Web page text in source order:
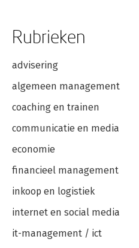
Rubrieken
advisering
algemeen management
coaching en trainen
communicatie en media
economie
financieel management
inkoop en logistiek
internet en social media
it-management / ict